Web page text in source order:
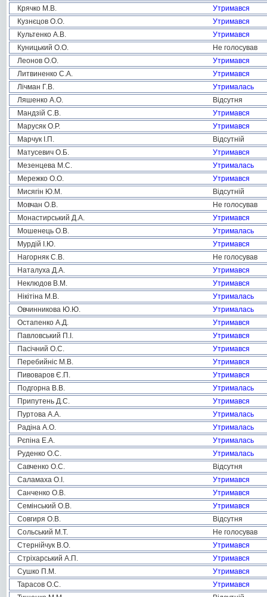
Крячко М.В.
Утримався
Кузнєцов О.О.
Утримався
Культенко А.В.
Утримався
Куницький О.О.
Не голосував
Леонов О.О.
Утримався
Литвиненко С.А.
Утримався
Лічман Г.В.
Утрималась
Ляшенко А.О.
Відсутня
Мандзій С.В.
Утримався
Марусяк О.Р.
Утримався
Марчук І.П.
Відсутній
Матусевич О.Б.
Утримався
Мезенцева М.С.
Утрималась
Мережко О.О.
Утримався
Мисягін Ю.М.
Відсутній
Мовчан О.В.
Не голосував
Монастирський Д.А.
Утримався
Мошенець О.В.
Утрималась
Мурдій І.Ю.
Утримався
Нагорняк С.В.
Не голосував
Наталуха Д.А.
Утримався
Неклюдов В.М.
Утримався
Нікітіна М.В.
Утрималась
Овчинникова Ю.Ю.
Утрималась
Остапенко А.Д.
Утримався
Павловський П.І.
Утримався
Пасічний О.С.
Утримався
Перебийніс М.В.
Утримався
Пивоваров Є.П.
Утримався
Подгорна В.В.
Утрималась
Припутень Д.С.
Утримався
Пуртова А.А.
Утрималась
Радіна А.О.
Утрималась
Рєпіна Е.А.
Утрималась
Руденко О.С.
Утрималась
Савченко О.С.
Відсутня
Саламаха О.І.
Утримався
Санченко О.В.
Утримався
Семінський О.В.
Утримався
Совгиря О.В.
Відсутня
Сольський М.Т.
Не голосував
Стернійчук В.О.
Утримався
Стріхарський А.П.
Утримався
Сушко П.М.
Утримався
Тарасов О.С.
Утримався